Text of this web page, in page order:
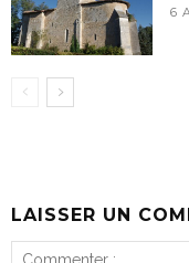
6
LAISSER UN